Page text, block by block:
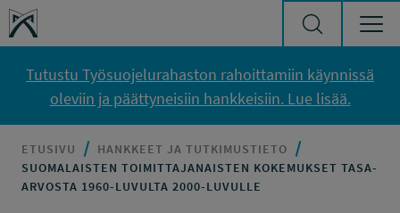
Siirry sisältöön
Työsuojelurahasto
Tutustu Työsuojelurahaston rahoittamiin käynnissä
oleviin ja päättyneisiin hankkeisiin. Lue lisää.
ETUSIVU
HANKKEET JA TUTKIMUSTIETO
SUOMALAISTEN TOIMITTAJANAISTEN KOKEMUKSET TASA-
ARVOSTA 1960-LUVULTA 2000-LUVULLE